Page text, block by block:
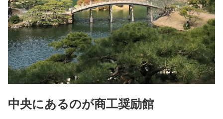
中央にあるのが商工奨励館